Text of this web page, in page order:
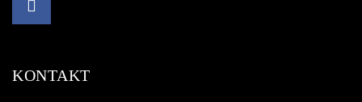
KONTAKT